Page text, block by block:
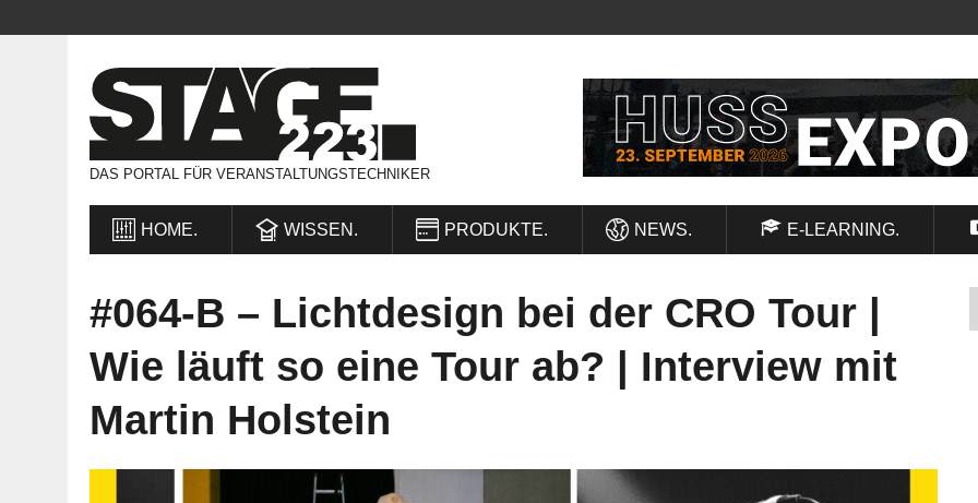
DAS PORTAL FÜR VERANSTALTUNGSTECHNIKER
HOME. WISSEN. PRODUKTE. NEWS. E-LEARNING.
#064-B – Lichtdesign bei der CRO Tour |
Wie läuft so eine Tour ab? | Interview mit
Martin Holstein